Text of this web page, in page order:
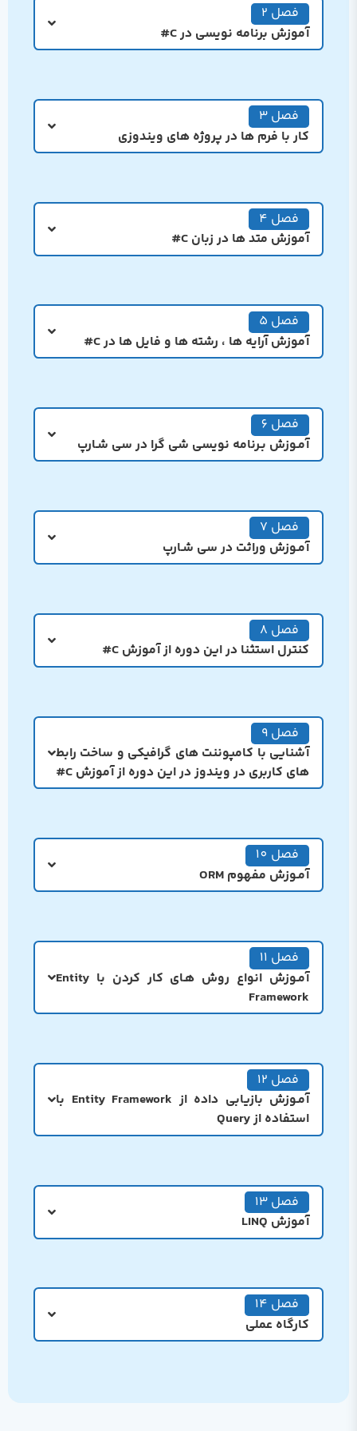
فصل 2
آموزش برنامه نویسی در C#
فصل 3
کار با فرم ها در پروژه های ویندوزی
فصل 4
آموزش متد ها در زبان C#
فصل 5
آموزش آرایه ها ، رشته ها و فایل ها در C#
فصل 6
آمـوزش بـرنامه نویسی شی گرا در سی شـارپ
فصل 7
آمـوزش وراثت در سی شـارپ
فصل 8
کنترل استثنا در این دوره از آموزش C#
فصل 9
آشنایی با کامپوننت های گرافیکی و ساخت رابط
های کاربری در ویندوز در اين دوره از آموزش C#
فصل 10
آمـوزش مفهوم ORM
فصل 11
آمـوزش انواع روش هـای کار کردن با Entity
Framework
فصل 12
آمـوزش بازیابی داده از Entity Framework با
استفاده از Query
فصل 13
آموزش LINQ
فصل 14
کارگاه عملی